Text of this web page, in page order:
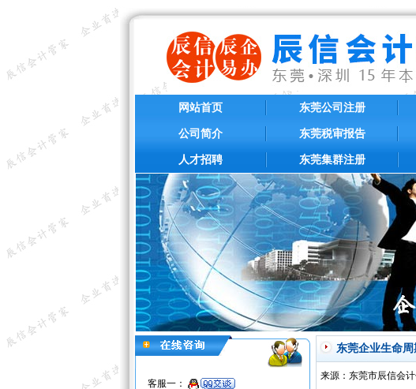
网站首页
公司简介
人才招聘
东莞公司注册
东莞税审报告
东莞集群注册
客服一：
东莞企业生命
来源：东莞市辰信会